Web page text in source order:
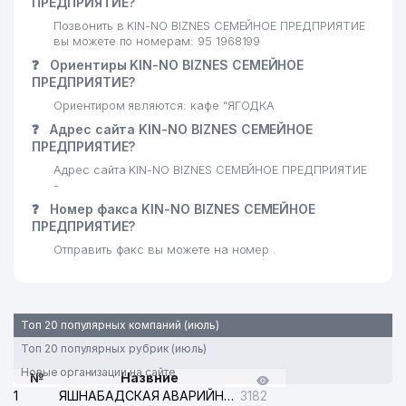
20
МИНИСТЕРСТВО ЗАНЯТОСТИ И
ТРУДОВЫХ ОТНОШЕНИЙ
РЕСПУБЛИКИ УЗБЕКИСТАН
728 м
21
KHS GmbH TASHKENT
22
МИНИСТЕРСТВО ПО
РАЗВИТИЮ
ИНФОРМАЦИОННЫХ
КОММУНИКАЦИЙ РЕСПУБЛИКИ
УЗБЕКИСТАН
881 м
ГОСУДАРСТВЕННЫЙ МУЗЕЙ
24
ОБРАЗОВАНИЯ РЕСПУБЛИКИ
УЗБЕКИСТАН
МИНИСТЕРСТВО ЮСТИЦИИ
РЕСПУБЛИКИ УЗБЕКИСТАН
Позвонить в KIN-NO BIZNES СЕМЕЙНОЕ ПРЕДПРИЯТИЕ
вы можете по номерам: 95 1968199
❓
Ориентиры KIN-NO BIZNES СЕМЕЙНОЕ
ПРЕДПРИЯТИЕ?
Ориентиром являются: кафе "ЯГОДКА
❓
Адрес сайта KIN-NO BIZNES СЕМЕЙНОЕ
ПРЕДПРИЯТИЕ?
Адрес сайта KIN-NO BIZNES СЕМЕЙНОЕ ПРЕДПРИЯТИЕ
-
❓
Номер факса KIN-NO BIZNES СЕМЕЙНОЕ
ПРЕДПРИЯТИЕ?
Отправить факс вы можете на номер .
Топ 20 популярных компаний (июль)
Топ 20 популярных рубрик (июль)
Новые организации на сайте
№
Назвние
1
ЯШНАБАДСКАЯ АВАРИЙНАЯ СЛУЖБА ЭЛЕКТРОСЕТИ 3182